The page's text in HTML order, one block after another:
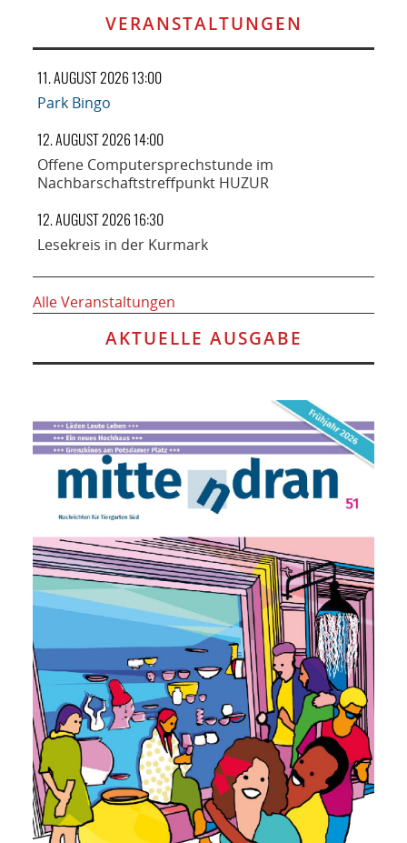
VERANSTALTUNGEN
11. AUGUST 2026 13:00
Park Bingo
12. AUGUST 2026 14:00
Offene Computersprechstunde im
Nachbarschaftstreffpunkt HUZUR
12. AUGUST 2026 16:30
Lesekreis in der Kurmark
Alle Veranstaltungen
AKTUELLE AUSGABE